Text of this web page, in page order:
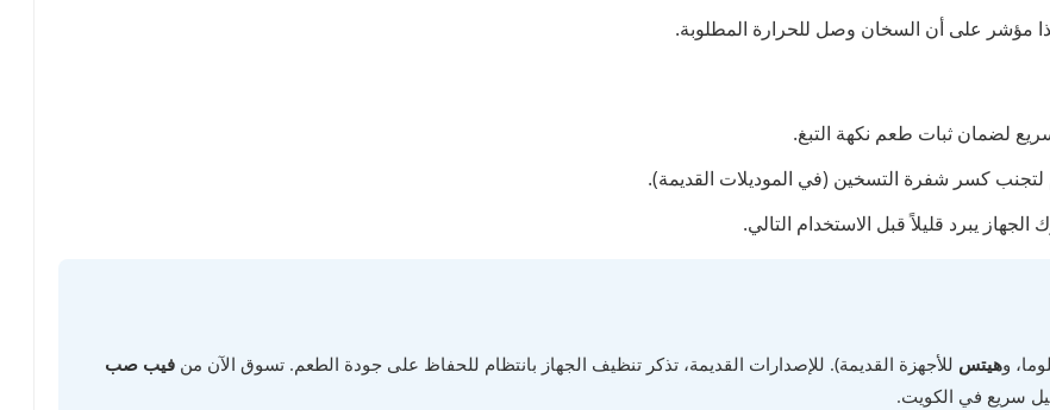
مؤشر على أن السخان وصل للحرارة المطلوبة.
لضمان ثبات طعم نكهة التبغ.
لتجنب كسر شفرة التسخين (في الموديلات القديمة).
يبرد قليلاً قبل الاستخدام التالي.
وهيتس للأجهزة القديمة). للإصدارات القديمة، تذكر تنظيف الجهاز بانتظام للحفاظ على جودة الطعم. تسوق الآن من فيب صب
سريع في الكويت.